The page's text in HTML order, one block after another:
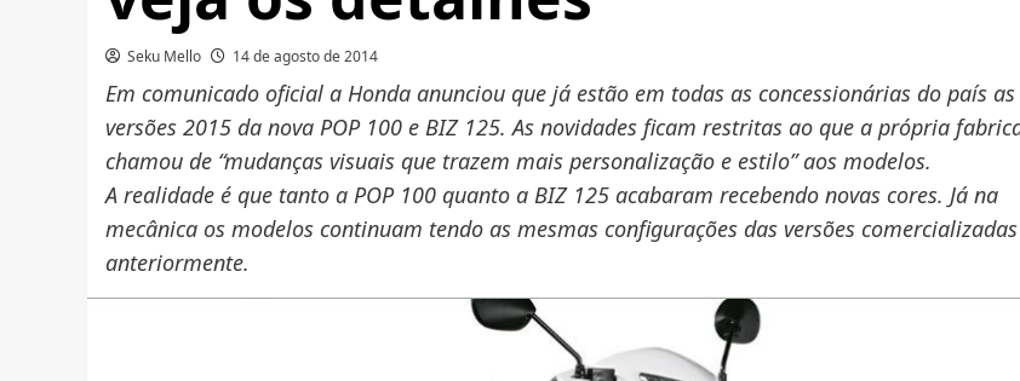
Seku Mello 14 de agosto de 2014
Em comunicado oficial a Honda anunciou que já estão em todas as concessionárias do país as
versões 2015 da nova POP 100 e BIZ 125. As novidades ficam restritas ao que a própria
chamou de “mudanças visuais que trazem mais personalização e estilo” aos modelos.
A realidade é que tanto a POP 100 quanto a BIZ 125 acabaram recebendo novas cores. Já na
mecânica os modelos continuam tendo as mesmas configurações das versões comercializadas
anteriormente.